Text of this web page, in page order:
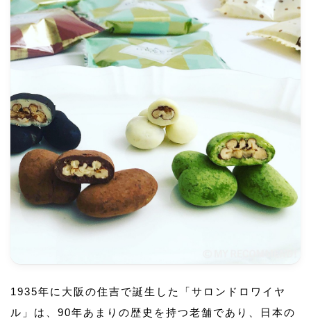
1935年に大阪の住吉で誕生した「サロンドロワイヤ
ル」は、90年あまりの歴史を持つ老舗であり、日本の